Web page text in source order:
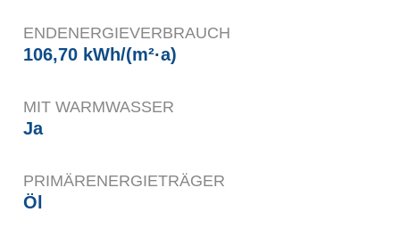
ENDENERGIEVERBRAUCH
106,70 kWh/(m²·a)
MIT WARMWASSER
Ja
PRIMÄRENERGIETRÄGER
Öl